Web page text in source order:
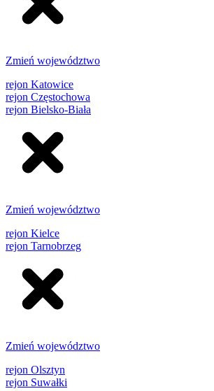
Zmień województwo
rejon Katowice
rejon Częstochowa
rejon Bielsko-Biała
Zmień województwo
rejon Kielce
rejon Tarnobrzeg
Zmień województwo
rejon Olsztyn
rejon Suwałki